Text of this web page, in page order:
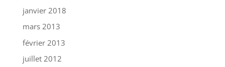
janvier 2018
mars 2013
février 2013
juillet 2012